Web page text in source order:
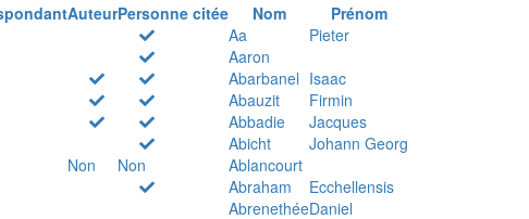
AuteurPersonne citée Nom
Prénom
Aa
Pieter
Aaron
Abarbanel Isaac
Abauzit
Firmin
Abbadie
Jacques
Abicht
Johann Georg
Non Non
Ablancourt
Abraham
Ecchellensis
AbrenethéeDaniel